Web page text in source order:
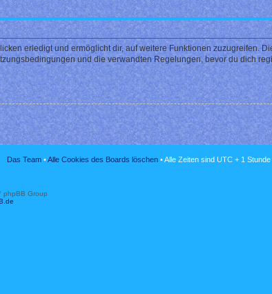
erledigt und ermöglicht dir, auf weitere Funktionen zuzugreifen.
und die verwandten Regelungen, bevor du dich
Das Team •Alle Cookies des Boards löschen • Alle Zeiten sind UTC + 1
phpBB Group